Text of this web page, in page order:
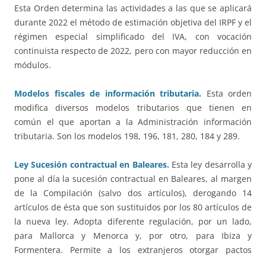
Esta Orden determina las actividades a las que se aplicará
durante 2022 el método de estimación objetiva del IRPF y el
régimen especial simplificado del IVA, con vocación
continuista respecto de 2022, pero con mayor reducción en
módulos.
Modelos fiscales de información tributaria. Esta orden
modifica diversos modelos tributarios que tienen en
común el que aportan a la Administración información
tributaria. Son los modelos 198, 196, 181, 280, 184 y 289.
Ley Sucesión contractual en Baleares.Esta ley desarrolla y
pone al día la sucesión contractual en Baleares, al margen
de la Compilación (salvo dos artículos), derogando 14
artículos de ésta que son sustituidos por los 80 artículos de
la nueva ley. Adopta diferente regulación, por un lado,
para Mallorca y Menorca y, por otro, para Ibiza y
Formentera. Permite a los extranjeros otorgar pactos